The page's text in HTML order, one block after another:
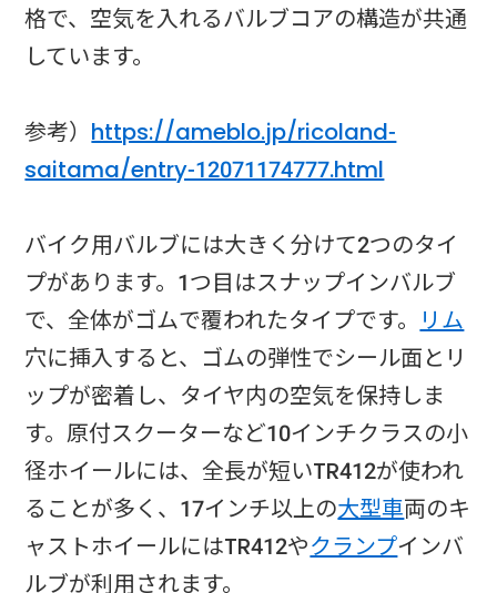
格で、空気を入れるバルブコアの構造が共通
しています。
参考） https://ameblo.jp/ricoland-
saitama/entry-12071174777.html
バイク用バルブには大きく分けて2つのタイ
プがあります。1つ目はスナップインバルブ
で、全体がゴムで覆われたタイプです。
リム
穴に挿入すると、ゴムの弾性でシール面とリ
ップが密着し、タイヤ内の空気を保持しま
す。原付スクーターなど10インチクラスの小
径ホイールには、全長が短いTR412が使われ
ることが多く、17インチ以上の大型車両のキ
ャストホイールにはTR412やクランプインバ
ルブが利用されます。